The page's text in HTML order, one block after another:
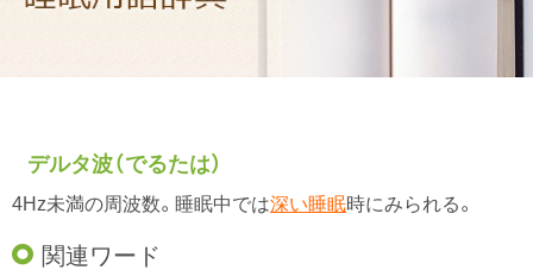
デルタ波（でるたは）
4Hz未満の周波数。睡眠中では深い睡眠時にみられる。
関連ワード